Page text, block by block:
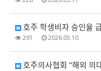
호주 학생비자 승인율 급
291 2026.05.10
호주의사협회 “해외 의대 졸업생 지원